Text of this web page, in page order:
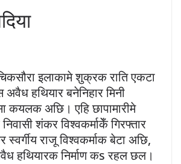
इलाकामे शुक्रक राति एकटा
अवैध हथियार बनेनिहार मिनी
कयलक अछि। एहि छापामारीमे
शंकर विश्वकर्माकेँ गिरफ्तार
राजू विश्वकर्माक बेटा अछि,
हथियारक निर्माण कs रहल छल।